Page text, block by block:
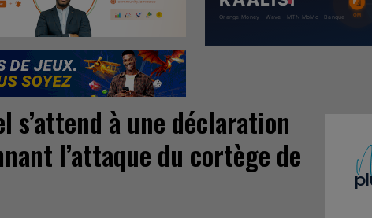
s’attend à une déclaration
l’attaque du cortège de